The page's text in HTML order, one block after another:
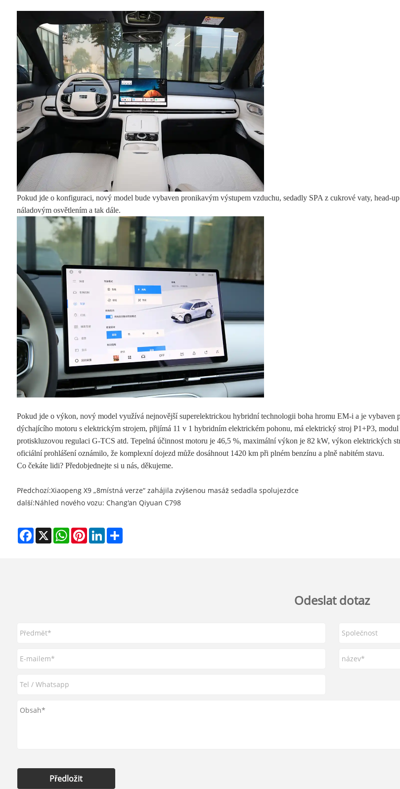
Pokud jde o konfiguraci, nový model bude vybaven pronikavým výstupem vzduchu, sedadly SPA z cukrové vaty, head-
náladovým osvětlením a tak dále.
Pokud jde o výkon, nový model využívá nejnovější superelektrickou hybridní technologii boha hromu EM-i a je vybaven
dýchajícího motoru s elektrickým strojem, přijímá 11 v 1 hybridním elektrickém pohonu, má elektrický stroj P1+P3,
protiskluzovou regulaci G-TCS atd. Tepelná účinnost motoru je 46,5 %, maximální výkon je 82 kW, výkon elektrických
oficiální prohlášení oznámilo, že komplexní dojezd může dosáhnout 1420 km při plném benzínu a plně nabitém stavu.
Co čekáte lidi? Předobjednejte si u nás, děkujeme.
Předchozí:Xiaopeng X9 „8místná verze“ zahájila zvýšenou masáž sedadla spolujezdce
další:Náhled nového vozu: Chang'an Qiyuan C798
Facebook
X WhatsAppPinterestLinkedInShare
Odeslat dotaz
Předložit